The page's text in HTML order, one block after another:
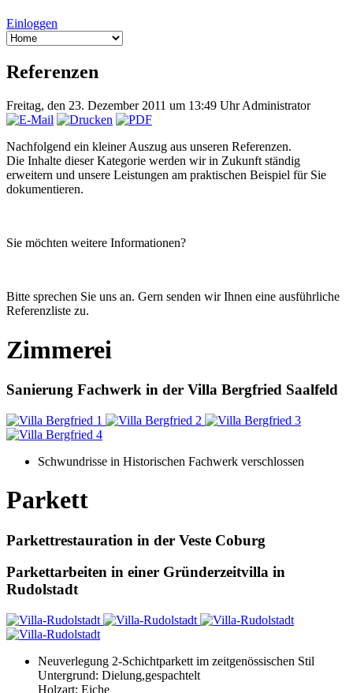
Einloggen
Referenzen
Freitag, den 23. Dezember 2011 um 13:49 UhrAdministrator
Nachfolgend ein kleiner Auszug aus unseren Referenzen.
Die Inhalte dieser Kategorie werden wir in Zukunft ständig
erweitern und unsere Leistungen am praktischen Beispiel für Sie
dokumentieren.
Sie möchten weitere Informationen?
Bitte sprechen Sie uns an. Gern senden wir Ihnen eine ausführliche
Referenzliste zu.
Zimmerei
Sanierung Fachwerk in der Villa Bergfried Saalfeld
Schwundrisse in Historischen Fachwerk verschlossen
Parkett
Parkettrestauration in der Veste Coburg
Parkettarbeiten in einer Gründerzeitvilla in
Rudolstadt
Neuverlegung 2-Schichtparkett im zeitgenössischen Stil
Untergrund: Dielung,gespachtelt
Holzart: Eiche